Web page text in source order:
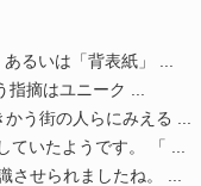
るいは「背表紙」 ...
摘はユニーク ...
う街の人らにみえる ...
いたようです。 「 ...
せられましたね。 ...